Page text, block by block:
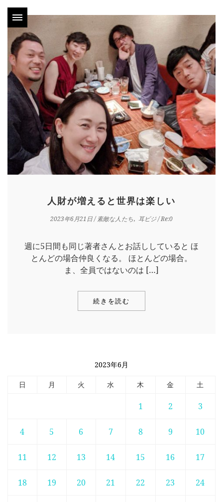
人財が増えると世界は楽しい
2023年6月21日/素敵な人たち 耳ビジ/ Re:0
週に5日間も同じ著者さんとお話ししていると ほ
とんどの場合仲良くなる。 ほとんどの場合。
ま、全員ではないのは […]
続きを読む
2023年6月
日 月 火 水 木 金 土
1 2 3
4 5 6 7 8 9 10
11 12 13 14 15 16 17
18 19 20 21 22 23 24